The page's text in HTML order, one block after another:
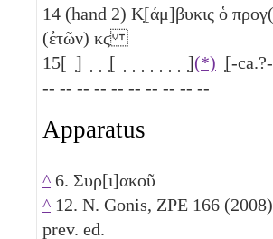
14 (hand 2) Κ̣[άμ]βυκις ὁ
(ἐτῶν) κϛ
15[ ̣] ̣ ̣ ̣[ ̣ ̣ ̣ ̣ ̣ ̣ ̣ ̣](*) ̣[-
-- -- -- -- -- -- -- -- -- --
Apparatus
^ 6. Συρ[ι]ακοῦ
^ 12. N. Gonis, ZPE 166
prev. ed.